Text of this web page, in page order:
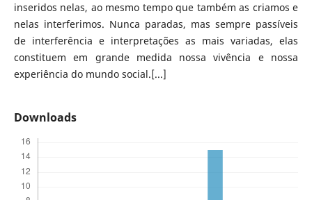
inseridos nelas, ao mesmo tempo que também as criamos e
nelas interferimos. Nunca paradas, mas sempre passíveis
de interferência e interpretações as mais variadas, elas
constituem em grande medida nossa vivência e nossa
experiência do mundo social.[...]
Downloads